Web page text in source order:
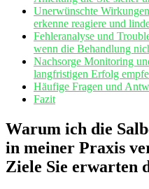
Unerwünschte
erkenne reagiere und
Fehleranalyse⁣ und
wenn die​ Behandlung
Nachsorge Monitoring
langfristigen Erfolg
Häufige Fragen und
Fazit
Warum ich die
in meiner Praxis
Ziele ​Sie ⁢erwarten⁤